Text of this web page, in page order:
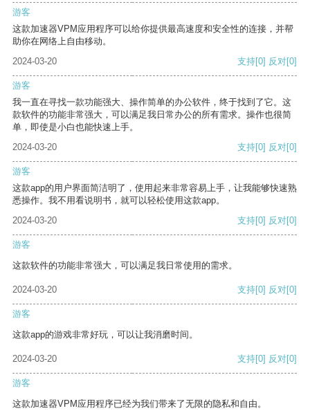
游客
这款加速器VPM应用程序可以给你提供最高速度和安全性的连接，并帮
助你在网络上自由移动。
2024-03-20
支持[0] 反对[0]
游客
我一直在寻找一款功能强大、操作简单的办公软件，终于找到了它。这
款软件的功能非常强大，可以满足我日常办公的所有需求。操作也很简
单，即使是小白也能快速上手。
2024-03-20
支持[0] 反对[0]
游客
这款app的用户界面简洁明了，使用起来非常容易上手，让我能够快速熟
悉操作。我不用看说明书，就可以轻松使用这款app。
2024-03-20
支持[0] 反对[0]
游客
这款软件的功能非常强大，可以满足我日常使用的需求。
2024-03-20 支持[0] 反对[0]
游客
这款app的游戏非常好玩，可以让我消磨时间。
2024-03-20 支持[0] 反对[0]
游客
这款加速器VPM应用程序已经为我们带来了无限的隐私和自由。